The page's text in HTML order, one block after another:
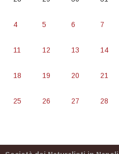
4 5 6 7
11 12 13 14
18 19 20 21
25 26 27 28